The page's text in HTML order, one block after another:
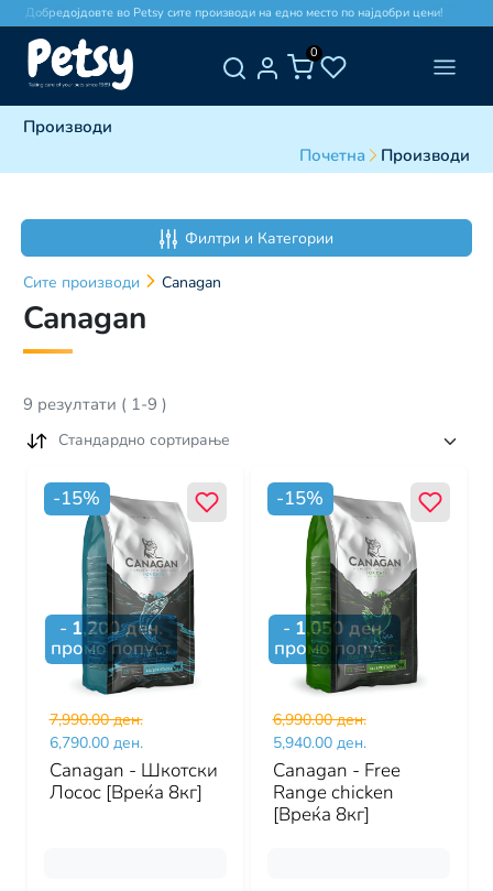
Добредојдовте во Petsy сите производи на едно место по најдобри цени!
0
Производи
Почетна
Производи
Филтри и Категории
Сите производи Canagan
Canagan
9 резултати ( 1-9 )
Стандардно сортирање
-15%
- 1,200ден.
промо попуст
7,990.00 ден.
6,790.00 ден.
Canagan - Шкотски
Лосос [Вреќа 8кг]
-15%
- 1,050ден.
промо попуст
6,990.00 ден.
5,940.00 ден.
Canagan - Free
Range chicken
[Вреќа 8кг]